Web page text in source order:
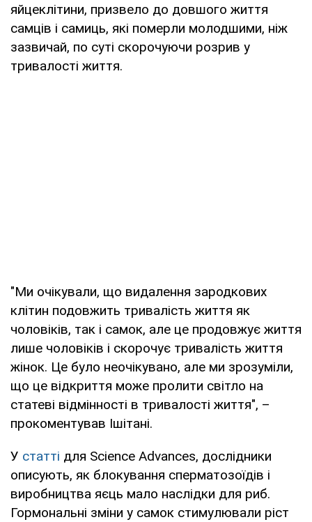
яйцеклітини, призвело до довшого життя
самців і самиць, які померли молодшими, ніж
зазвичай, по суті скорочуючи розрив у
тривалості життя.
"Ми очікували, що видалення зародкових
клітин подовжить тривалість життя як
чоловіків, так і самок, але це продовжує життя
лише чоловіків і скорочує тривалість життя
жінок. Це було неочікувано, але ми зрозуміли,
що це відкриття може пролити світло на
статеві відмінності в тривалості життя", –
прокоментував Ішітані.
У статті для Science Advances, дослідники
описують, як блокування сперматозоїдів і
виробництва яєць мало наслідки для риб.
Гормональні зміни у самок стимулювали ріст